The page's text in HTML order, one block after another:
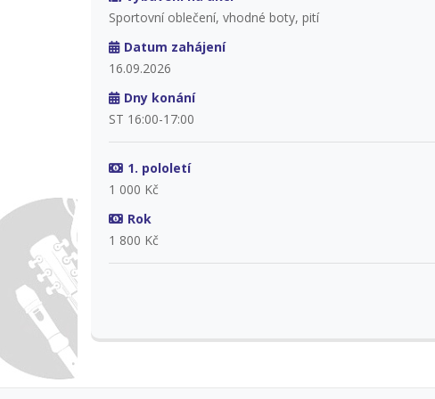
Sportovní oblečení, vhodné boty, pití
Datum zahájení
16.09.2026
Dny konání
ST 16:00-17:00
1. pololetí
1 000 Kč
Rok
1 800 Kč